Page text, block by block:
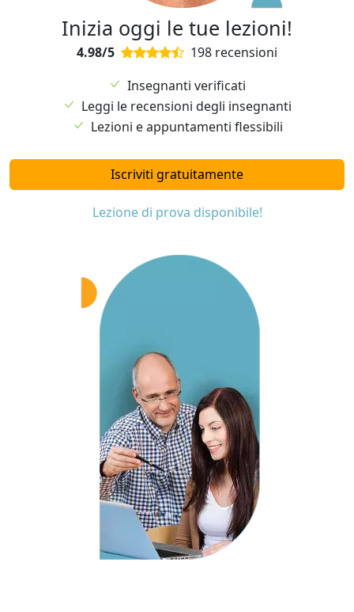
Inizia oggi le tue lezioni!
4.98/5
198 recensioni
Insegnanti verificati
Leggi le recensioni degli insegnanti
Lezioni e appuntamenti flessibili
Iscriviti gratuitamente
Lezione di prova disponibile!